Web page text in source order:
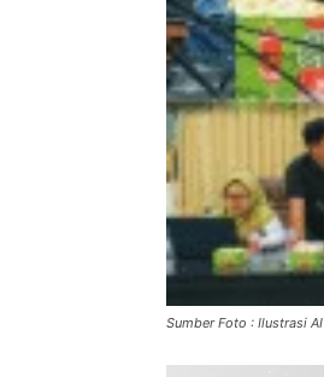
Sumber Foto : Ilustrasi AI